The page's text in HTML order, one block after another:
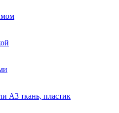
А3 ткань, пластик